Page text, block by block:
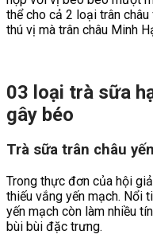
thể cho cả 2 loại trân
thú vị mà trân châu Minh
03 loại trà sữa
gây béo
Trà sữa trân châu
Trong thực đơn của hội
thiếu vắng yến mạch. Nổi
yến mạch còn làm nhiều
bùi bùi đặc trưng.